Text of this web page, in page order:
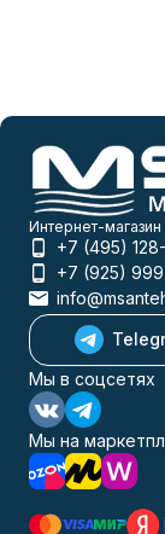
Интернет-магазин
+7 (495)
+7 (925)
Мы в соцсетях
Мы на